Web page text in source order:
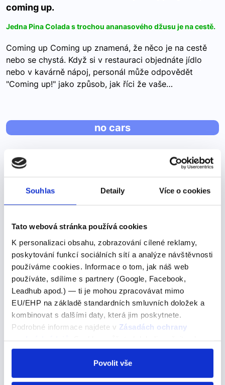
Souhlas Detaily Více o cookies
Tato webová stránka používá cookies
K personalizaci obsahu, zobrazování cílené reklamy,
poskytování funkcí sociálních sítí a analýze návštěvnosti
používáme cookies. Informace o tom, jak náš web
používáte, sdílíme s partnery (Google, Facebook,
Leadhub apod.) — ti je mohou zpracovávat mimo
EU/EHP na základě standardních smluvních doložek a
kombinovat s dalšími daty, která jim poskytnete.
Podrobné informace najdete v Zásadách ochrany
odvolat v nastavení cookies, případně se obrátit na
Povolit vše
coming up.
Jedna Pina Colada s trochou ananasového džusu je na cestě.
Coming up Coming up znamená, že něco je na cestě
nebo se chystá. Když si v restauraci objednáte jídlo
nebo v kavárně nápoj, personál může odpovědět
"Coming up!" jako způsob, jak říci že vaše…
no cars
Pojďme se podívat na správné řešení
It is a peaceful island where there are almost no carsJe
to klidný ostrov, kde téměř nejezdí žádná auta. A) any
ANY/NO - protože obojí může…
Make it as spicy as you can.
Make it as spicy as you can.
Udělejte to tak pikantní, jak jen to jde.
angličtině používána pro vyjádření srovnání a pro
zdůraznění rovnosti. Tuto strukturu lze použít také v